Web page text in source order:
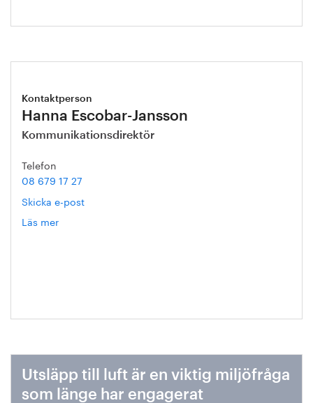
Kontaktperson
Hanna Escobar-Jansson
Kommunikationsdirektör
Telefon
08 679 17 27
Skicka e-post
Läs mer
Utsläpp till luft är en viktig miljöfråga
som länge har engagerat